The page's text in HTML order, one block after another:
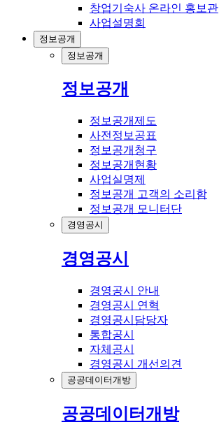
창업기숙사 온라인 홍보관
사업설명회
정보공개
정보공개
정보공개
정보공개제도
사전정보공표
정보공개청구
정보공개현황
사업실명제
정보공개 고객의 소리함
정보공개 모니터단
경영공시
경영공시
경영공시 안내
경영공시 연혁
경영공시담당자
통합공시
자체공시
경영공시 개선의견
공공데이터개방
공공데이터개방